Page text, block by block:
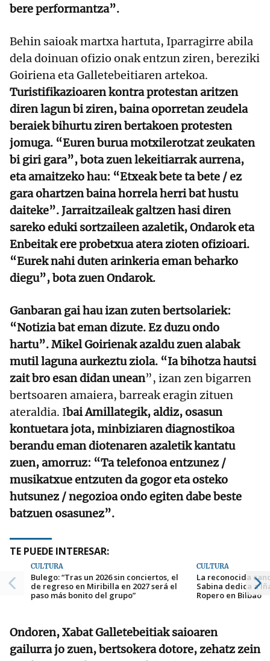
bere performantza”.
Behin saioak martxa hartuta, Iparragirre abila
dela doinuan ofizio onak entzun ziren, bereziki
Goiriena eta Galletebeitiaren artekoa.
Turistifikazioaren kontra protestan aritzen
diren lagun bi ziren, baina oporretan zeudela
beraiek bihurtu ziren bertakoen protesten
jomuga. “Euren burua motxilerotzat zeukaten
bi giri gara”, bota zuen lekeitiarrak aurrena,
eta amaitzeko hau: “Etxeak bete ta bete / ez
gara ohartzen baina horrela herri bat hustu
daiteke”.Jarraitzaileak galtzen hasi diren
sareko eduki sortzaileen azaletik, Ondarok eta
Enbeitak ere probetxua atera zioten ofizioari.
“Eurek nahi duten arinkeria eman beharko
diegu”, bota zuen Ondarok.
Ganbaran gai hau izan zuten bertsolariek:
“Notizia bat eman dizute. Ez duzu ondo
hartu”. Mikel Goirienak azaldu zuen alabak
mutil laguna aurkeztu ziola. “Ia bihotza hautsi
zait bro esan didan unean”, izan zen bigarren
bertsoaren amaiera, barreak eragin zituen
ateraldia. Ibai Amillategik, aldiz, osasun
kontuetara jota, minbiziaren diagnostikoa
berandu eman diotenaren azaletik kantatu
zuen, amorruz: “Ta telefonoa entzunez /
musikatxue entzuten da gogor eta osteko
hutsunez / negozioa ondo egiten dabe beste
batzuen osasunez”.
TE PUEDE INTERESAR:
CULTURA
Bulego: “Tras un 2026 sin conciertos, el
de regreso en Miribilla en 2027 será el
paso más bonito del grupo”
CULTURA
La reconocida
Sabina dedica a
Ropero en Bilbao
Ondoren, Xabat Galletebeitiak saioaren
gailurra jo zuen, bertsokera dotore, zehatz zein